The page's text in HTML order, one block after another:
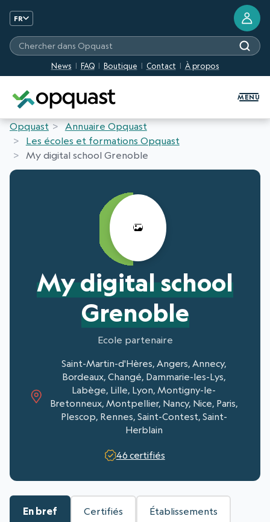
FR
News FAQ Boutique Contact À propos
Chercher dans Opquast
MENU
Opquast
Annuaire Opquast
Les écoles et formations Opquast
My digital school Grenoble
My digital school
Grenoble
Ecole partenaire
Saint-Martin-d'Hères, Angers, Annecy,
Bordeaux, Changé, Dammarie-les-Lys,
Labège, Lille, Lyon, Montigny-le-
Bretonneux, Montpellier, Nancy, Nice, Paris,
Plescop, Rennes, Saint-Contest, Saint-
Herblain
46 certifiés
En bref Certifiés Établissements